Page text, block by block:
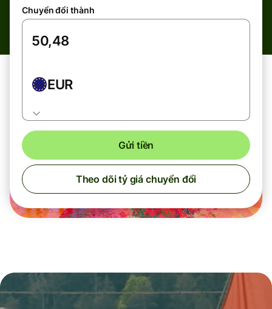
Chuyển đổi thành
EUR
Gửi tiền
Theo dõi tỷ giá chuyển đổi